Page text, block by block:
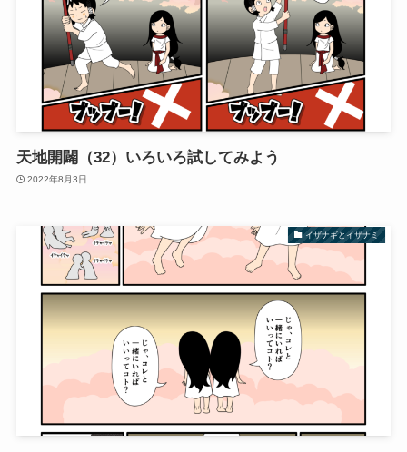
天地開闢（32）いろいろ試してみよう
2022年8月3日
イザナギとイザナミ